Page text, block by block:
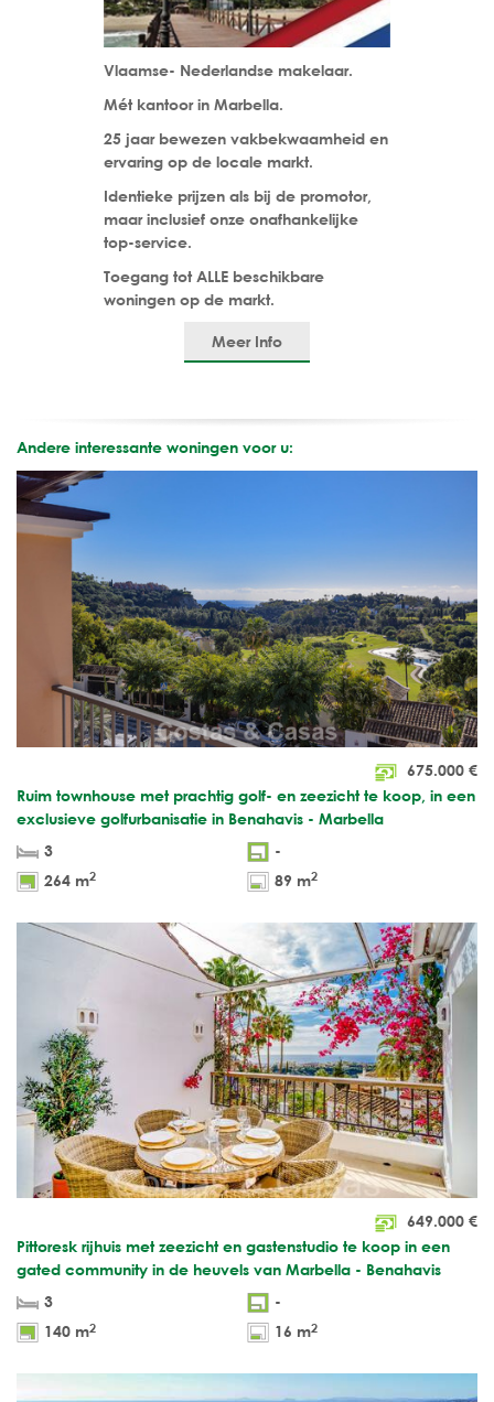
Vlaamse- Nederlandse makelaar.
Mét kantoor in Marbella.
25 jaar bewezen vakbekwaamheid en
ervaring op de locale markt.
Identieke prijzen als bij de promotor,
maar inclusief onze onafhankelijke
top-service.
Toegang tot ALLE beschikbare
woningen op de markt.
Meer Info
Andere interessante woningen voor u:
675.000 €
Ruim townhouse met prachtig golf- en zeezicht te koop, in een
exclusieve golfurbanisatie in Benahavis - Marbella
3
-
264 m2 89 m2
649.000 €
Pittoresk rijhuis met zeezicht en gastenstudio te koop in een
gated community in de heuvels van Marbella - Benahavis
3
-
140 m2 16 m2